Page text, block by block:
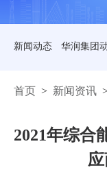
新闻动态 华润集团
首页 > 新闻资讯
2021年综合